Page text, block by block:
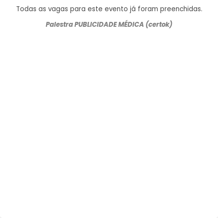
Todas as vagas para este evento já foram preenchidas.
Palestra PUBLICIDADE MÉDICA (certok)